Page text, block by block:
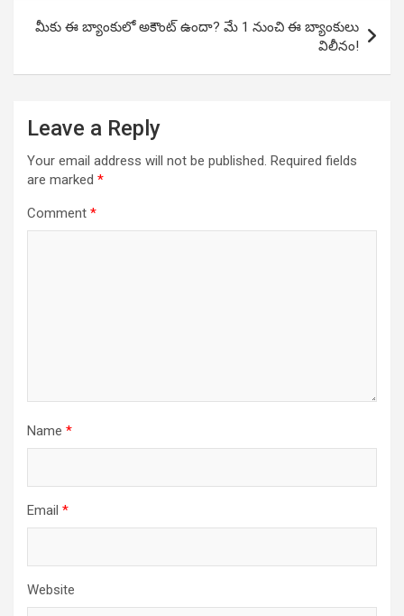
మీకు ఈ బ్యాంకులో అకౌంట్ ఉందా? మే 1 నుంచి ఈ బ్యాంకులు
విలీనం!
Leave a Reply
Your email address will not be published. Required fields
are marked *
Comment *
Name *
Email *
Website